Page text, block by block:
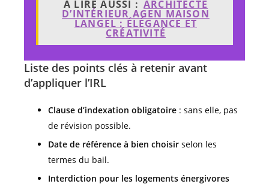
A LIRE AUSSI : ARCHITECTE
D’INTÉRIEUR AGEN MAISON
LANGEL : ÉLÉGANCE ET
CRÉATIVITÉ
Liste des points clés à retenir avant
d’appliquer l’IRL
Clause d’indexation obligatoire : sans elle, pas
de révision possible.
Date de référence à bien choisir selon les
termes du bail.
Interdiction pour les logements énergivores